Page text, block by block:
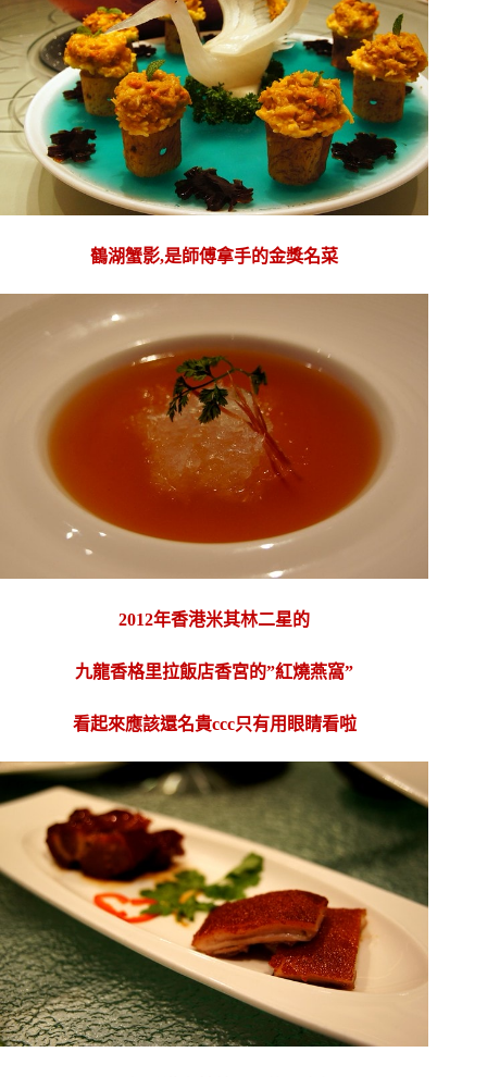
鶴湖蟹影,是師傅拿手的金獎名菜
2012年香港米其林二星的
九龍香格里拉飯店香宮的”紅燒燕窩”
看起來應該還名貴ccc只有用眼睛看啦